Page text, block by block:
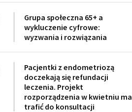
Grupa społeczna 65+ a
wykluczenie cyfrowe:
wyzwania i rozwiązania
Pacjentki z endometriozą
doczekają się refundacji
leczenia. Projekt
rozporządzenia w kwietniu ma
trafić do konsultacji